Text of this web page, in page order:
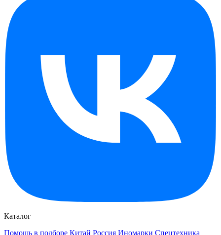
Каталог
Помощь в подборе Китай Россия Иномарки Спецтехника